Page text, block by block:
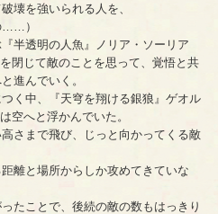
を強いられる人を、
……）
半透明の人魚』ノリア・ソーリア
閉じて敵のことを思って、覚悟と共
進んでいく。
く中、『天穹を翔ける銀狼』ゲオル
空へと浮かんでいた。
さまで飛び、じっと向かってくる敵
離と場所からしか攻めてきていな
たことで、後続の敵の数もはっきり